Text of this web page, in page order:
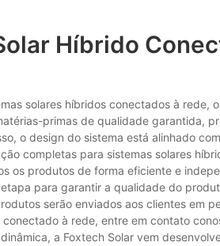
Híbrido
solares híbridos conectados à
primas de qualidade garantida,
o design do sistema está alinhado
completas para sistemas solares
os produtos de forma eficiente e
para garantir a qualidade do
serão enviados aos clientes em
conectado à rede, entre em contato
a Foxtech Solar vem